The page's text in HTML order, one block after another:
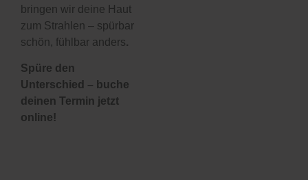
bringen wir deine Haut
zum Strahlen – spürbar
schön, fühlbar anders.
Spüre den
Unterschied – buche
deinen Termin jetzt
online!
Entscheide Dich für
dennoch effektive
Alternative zum
Skalpell und
verwöhne Deine